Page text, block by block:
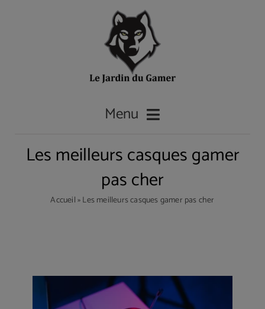
Menu
Accueil
Les meilleurs casques gamer
pas cher
Accueil»Les meilleurs casques gamer pas cher